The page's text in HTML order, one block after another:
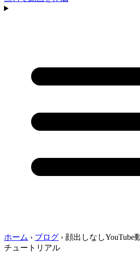
ホーム › ブログ › 顔出しなしYouTube
チュートリアル